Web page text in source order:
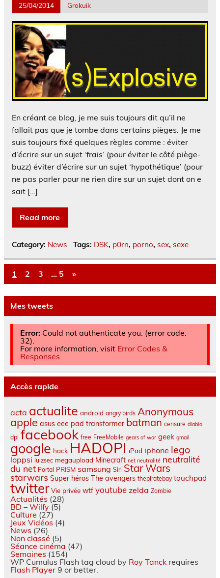
25/04/2014 Grokuik
En créant ce blog, je me suis toujours dit qu’il ne
fallait pas que je tombe dans certains pièges. Je me
suis toujours fixé quelques règles comme : éviter
d’écrire sur un sujet ‘frais’ (pour éviter le côté piège-
buzz) éviter d’écrire sur un sujet ‘hypothétique’ (pour
ne pas parler pour ne rien dire sur un sujet dont on e
sait […]
Read more
Category: News Tags: DSK, p0rn, porno, sex, sexe
1 2 3 … 5 »
Mes tweets
Error:Could not authenticate you. (error code:
32).
For more information, visit Error Codes &
Responses
Accès rapide
acta actualite android angry birds Anonymous
apple asus eee pad transformer batman censure diablo
dpi facebook free FreeMobile gears of war geek gmail
google hack HADOPI iPad iphone lego
loppsi lulzsec megaupload Minecraft net neutralité neutralité
du net Portal PRISM samsung Siri Star Wars
starwars Super héros The avengers thepiratebay touchpad
twitter Vie privée wtf youtube zelda Zombie
Actualités (28)
BD – Wilfy(5)
Culture (27)
Jeux Vidéos (4)
News (26)
Non classé (5)
Séance cinéma (47)
Semaines (154)
WP Cumulus Flash tag cloud by Roy Tanckrequires
Flash Player9 or better.